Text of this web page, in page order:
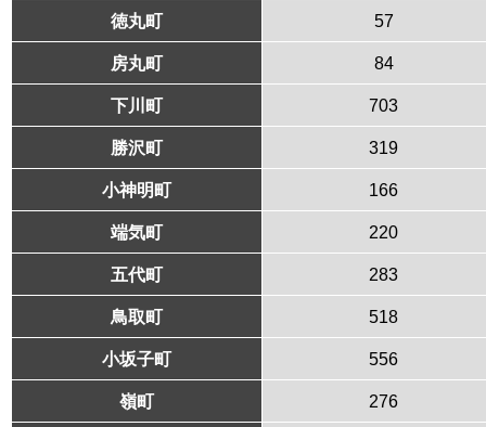
徳丸町 57
房丸町 84
下川町 703
勝沢町 319
小神明町 166
端気町 220
五代町 283
鳥取町 518
小坂子町 556
嶺町 276